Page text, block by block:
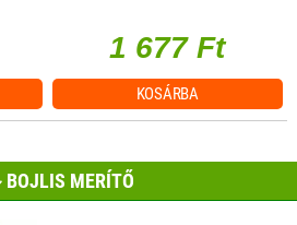
1 677 Ft
KOSÁRBA
BOJLIS MERÍTŐ